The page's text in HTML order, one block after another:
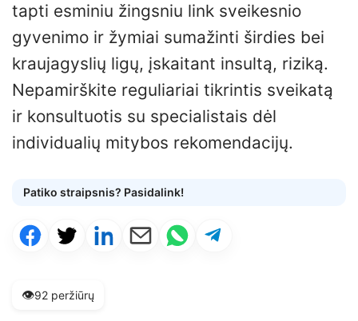
tapti esminiu žingsniu link sveikesnio
gyvenimo ir žymiai sumažinti širdies bei
kraujagyslių ligų, įskaitant insultą, riziką.
Nepamirškite reguliariai tikrintis sveikatą
ir konsultuotis su specialistais dėl
individualių mitybos rekomendacijų.
Patiko straipsnis? Pasidalink!
👁️92 peržiūrų